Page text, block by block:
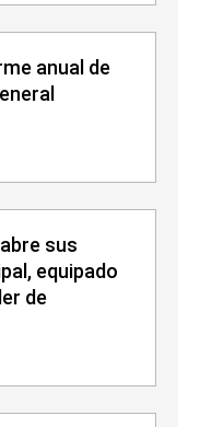
anual de
sus
equipado
de